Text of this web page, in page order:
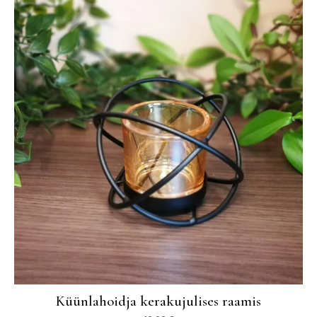
Küünlahoidja kerakujulises raamis